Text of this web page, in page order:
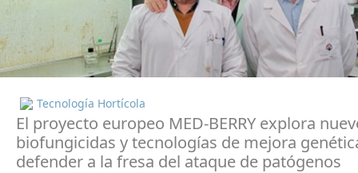
Tecnología Hortícola
El proyecto europeo MED-BERRY explora
biofungicidas y tecnologías de mejora
defender a la fresa del ataque de patógenos